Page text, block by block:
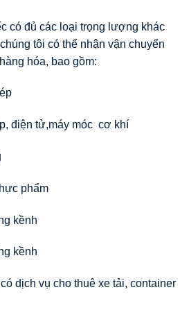
có đủ các loại trọng lượng khác
tôi có thể nhận vận chuyển
hóa, bao gồm:
điện tử,máy móc cơ khí
phẩm
kềnh
kềnh
dịch vụ cho thuê xe tải, container